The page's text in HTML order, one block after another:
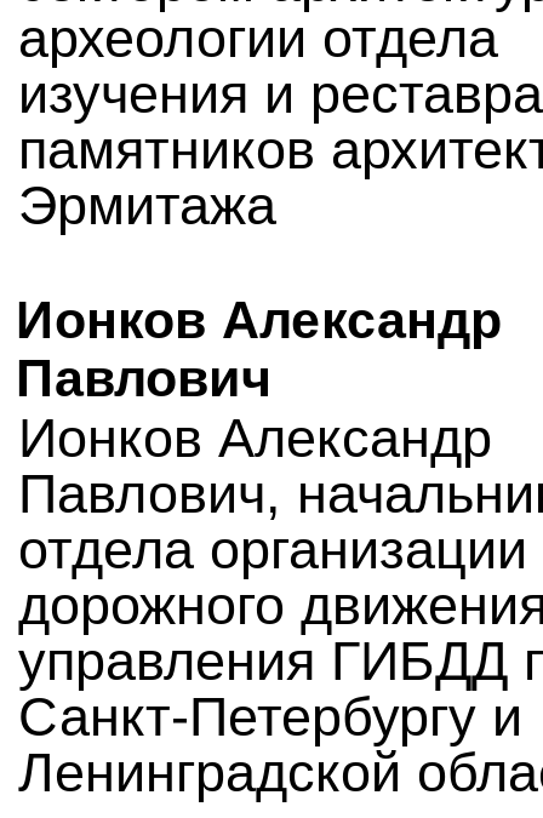
археологии отдела
изучения и
памятников
Эрмитажа
Ионков Александр
Павлович
Ионков Александр
Павлович,
отдела организации
дорожного
управления ГИБДД
Санкт-Петербургу и
Ленинградской